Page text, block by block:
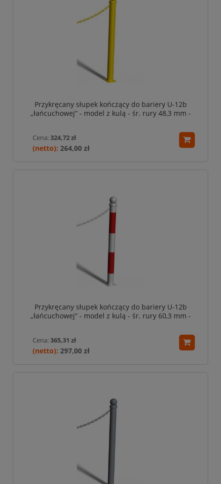
Przykręcany słupek kończący do bariery U-12b
„łańcuchowej“ - model z kulą - śr. rury 48,3 mm -
Cena:324,72 zł
264,00 zł
Przykręcany słupek kończący do bariery U-12b
„łańcuchowej“ - model z kulą - śr. rury 60,3 mm -
Cena:365,31 zł
297,00 zł